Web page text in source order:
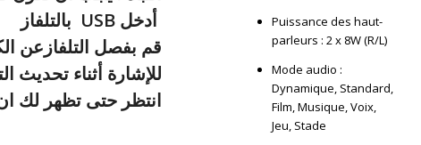
، قم بفصل التلفازعن الكهرباء، وانتظر
للإشارة أثناء تحديث
، انتظر حتى تظهر لك
Puissance des haut-
parleurs : 2 x 8W (R/L)
Mode audio :
Dynamique, Standard,
Film, Musique, Voix,
Jeu, Stade